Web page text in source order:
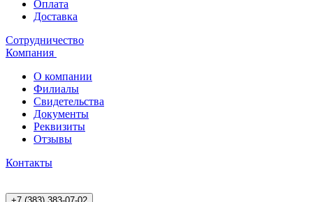
Оплата
Доставка
Сотрудничество
Компания
О компании
Филиалы
Свидетельства
Документы
Реквизиты
Отзывы
Контакты